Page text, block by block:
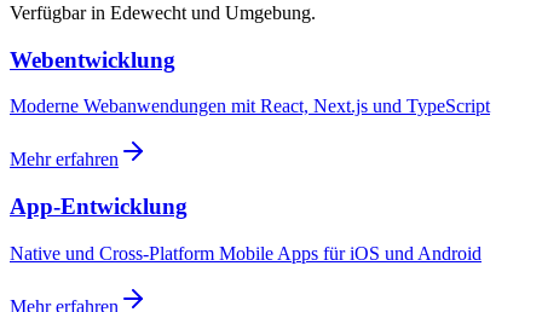
Verfügbar in Edewecht und Umgebung.
Webentwicklung
Moderne Webanwendungen mit React, Next.js und TypeScript
Mehr erfahren
App-Entwicklung
Native und Cross-Platform Mobile Apps für iOS und Android
Mehr erfahren